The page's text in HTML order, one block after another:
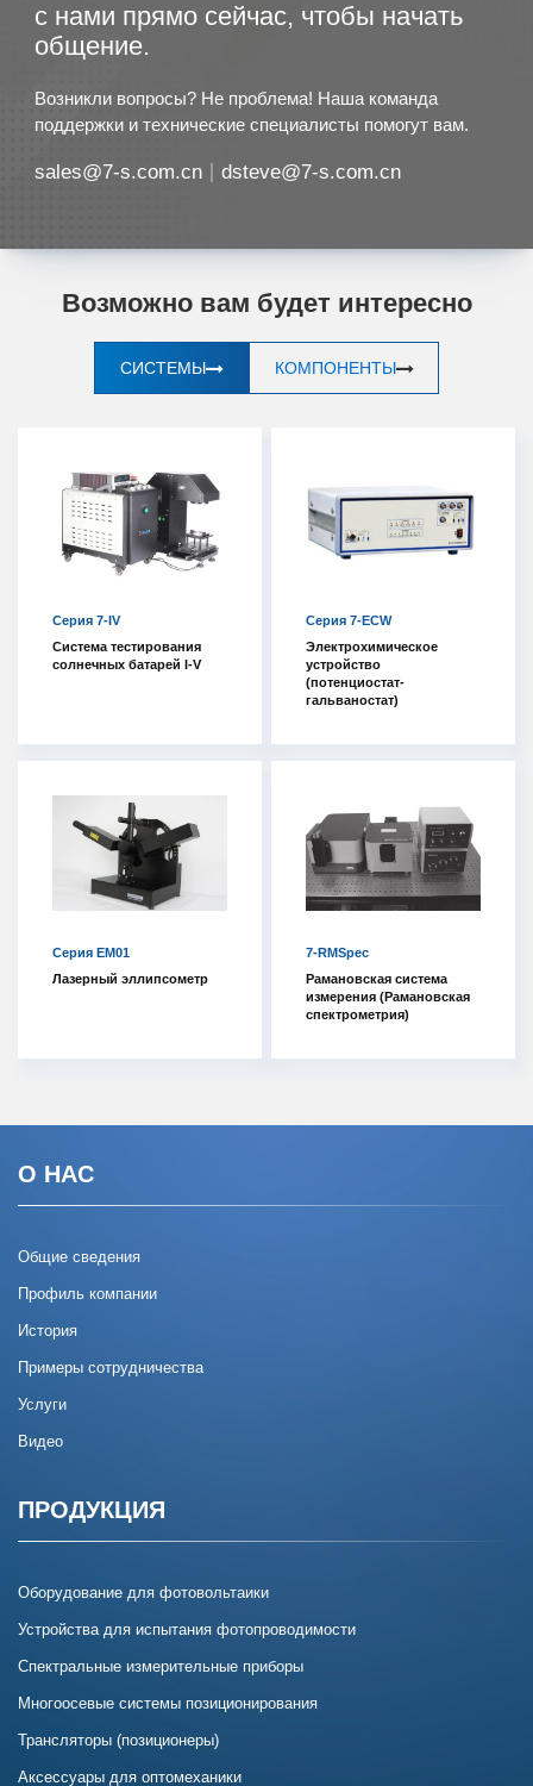
с нами прямо сейчас, чтобы начать
общение.
Возникли вопросы? Не проблема! Наша команда
поддержки и технические специалисты помогут вам.
sales@7-s.com.cn dsteve@7-s.com.cn
Возможно вам будет интересно
СИСТЕМЫ КОМПОНЕНТЫ
Серия 7-IV
Система тестирования
солнечных батарей I-V
Серия 7-ECW
Электрохимическое
устройство
(потенциостат-
гальваностат)
Серия EM01
Лазерный эллипсометр
7-RMSpec
Рамановская система
измерения (Рамановская
спектрометрия)
О НАС
Общие сведения
Профиль компании
История
Примеры сотрудничества
Услуги
Видео
ПРОДУКЦИЯ
Оборудование для фотовольтаики
Устройства для испытания фотопроводимости
Спектральные измерительные приборы
Многоосевые системы позиционирования
Трансляторы (позиционеры)
Аксессуары для оптомеханики